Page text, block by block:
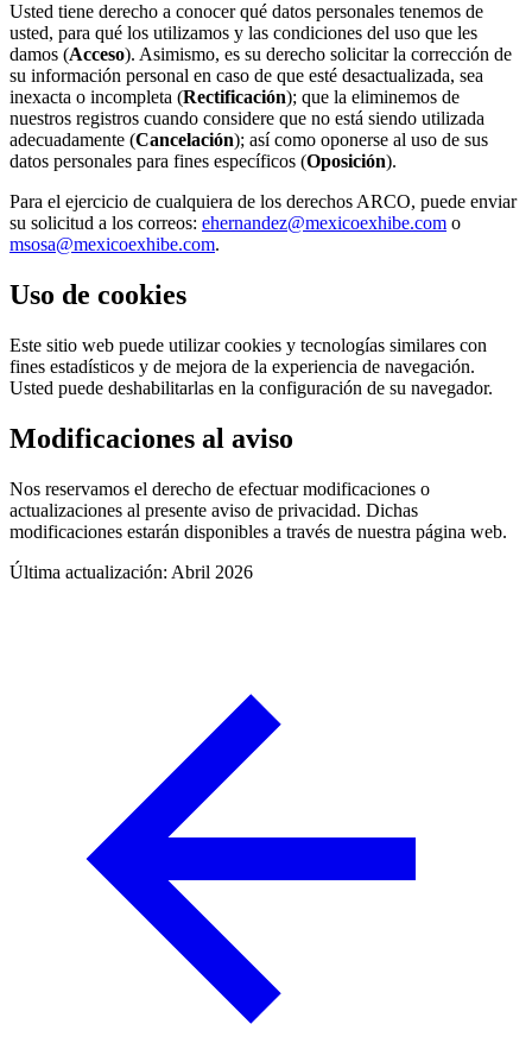
Usted tiene derecho a conocer qué datos personales tenemos de
usted, para qué los utilizamos y las condiciones del uso que les
damos (Acceso). Asimismo, es su derecho solicitar la corrección de
su información personal en caso de que esté desactualizada, sea
inexacta o incompleta (Rectificación); que la eliminemos de
nuestros registros cuando considere que no está siendo utilizada
adecuadamente (Cancelación); así como oponerse al uso de sus
datos personales para fines específicos (Oposición).
Para el ejercicio de cualquiera de los derechos ARCO, puede enviar
su solicitud a los correos: ehernandez@mexicoexhibe.com o
msosa@mexicoexhibe.com.
Uso de cookies
Este sitio web puede utilizar cookies y tecnologías similares con
fines estadísticos y de mejora de la experiencia de navegación.
Usted puede deshabilitarlas en la configuración de su navegador.
Modificaciones al aviso
Nos reservamos el derecho de efectuar modificaciones o
actualizaciones al presente aviso de privacidad. Dichas
modificaciones estarán disponibles a través de nuestra página web.
Última actualización: Abril 2026